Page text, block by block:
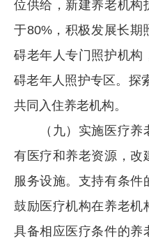
位供给，新建养老机构
于80%，积极发展长期
碍老年人专门照护机构
碍老年人照护专区。探
共同入住养老机构。
（九）实施医疗养
有医疗和养老资源，改
服务设施。支持有条件
鼓励医疗机构在养老机
具备相应医疗条件的养